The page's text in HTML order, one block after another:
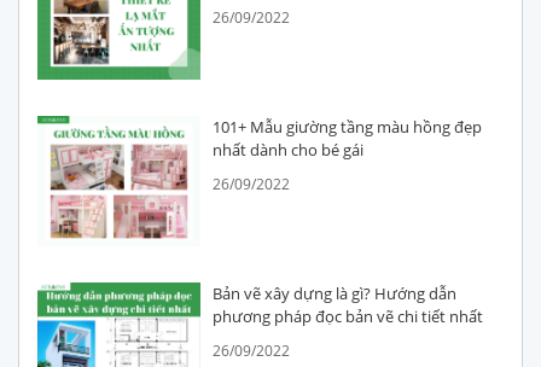
26/09/2022
101+ Mẫu giường tầng màu hồng đẹp
nhất dành cho bé gái
26/09/2022
Bản vẽ xây dựng là gì? Hướng dẫn
phương pháp đọc bản vẽ chi tiết nhất
26/09/2022